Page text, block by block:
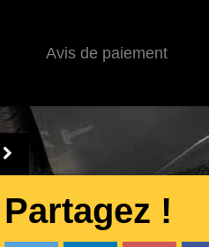
Avis de paiement
Partagez !